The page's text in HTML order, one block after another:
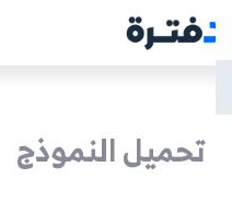
جميعتحميل النموذج